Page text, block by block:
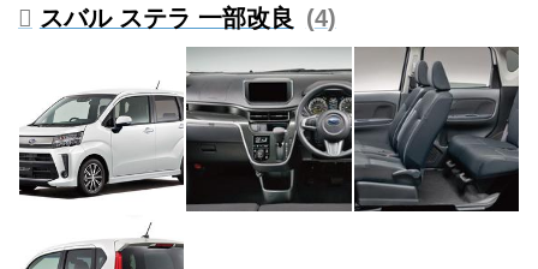
スバル ステラ 一部改良 4